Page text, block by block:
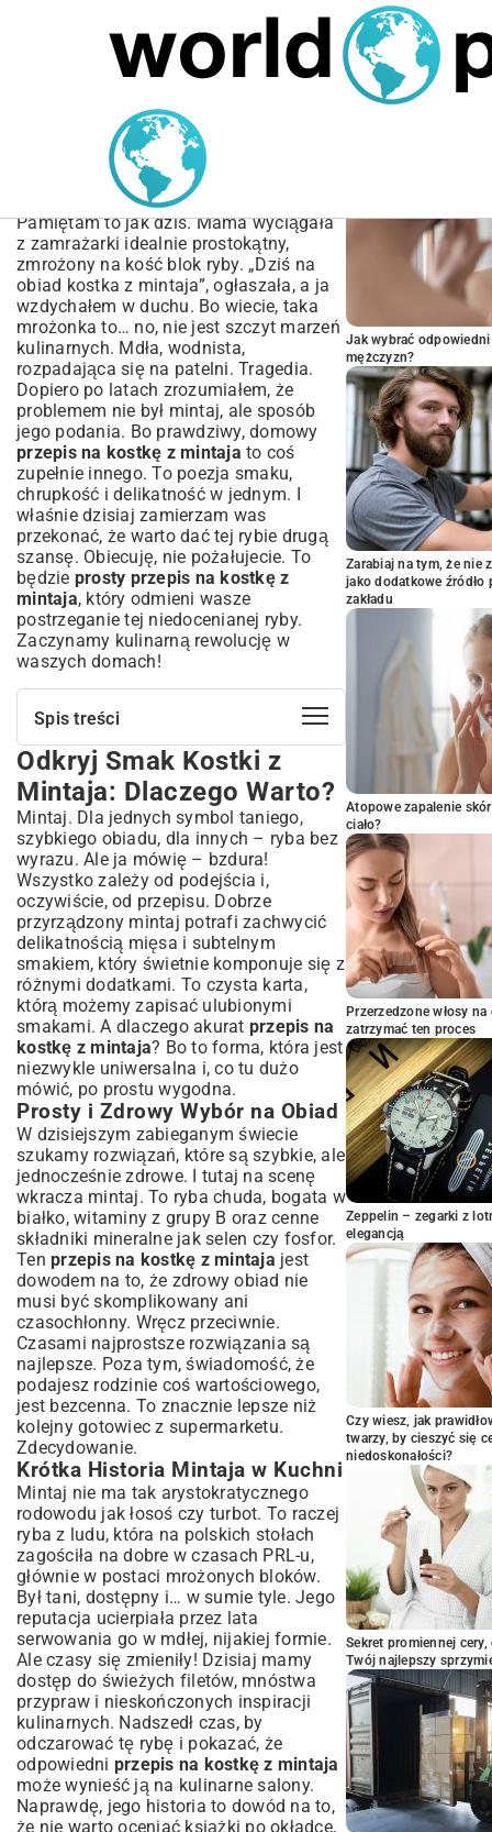
MARIUSZ ŁAMAGA 04.10.2025
Przepis na kostkę z
mintaja – soczysta i
chrupiąca ryba
Pamiętam to jak dziś. Mama wyciągała
z zamrażarki idealnie prostokątny,
zmrożony na kość blok ryby. „Dziś na
obiad kostka z mintaja”, ogłaszała, a ja
wzdychałem w duchu. Bo wiecie, taka
mrożonka to… no, nie jest szczyt marzeń
kulinarnych. Mdła, wodnista,
rozpadająca się na patelni. Tragedia.
Dopiero po latach zrozumiałem, że
problemem nie był mintaj, ale sposób
jego podania. Bo prawdziwy, domowy
przepis na kostkę z mintaja to coś
zupełnie innego. To poezja smaku,
chrupkość i delikatność w jednym. I
właśnie dzisiaj zamierzam was
przekonać, że warto dać tej rybie drugą
szansę. Obiecuję, nie pożałujecie. To
będzie prosty przepis na kostkę z
mintaja, który odmieni wasze
postrzeganie tej niedocenianej ryby.
Zaczynamy kulinarną rewolucję w
waszych domach!
Spis treści
Odkryj Smak Kostki z Mintaja: Dlaczego
Warto?
Prosty i Zdrowy Wybór na Obiad
Krótka Historia Mintaja w Kuchni
Niezbędne Składniki: Co Przygotować
na Idealną Kostkę?
Świeży Mintaj – Jak Wybrać Najlepszy?
Dodatki, Które Podkreślą Smak
Sekrety Przypraw: Jak Doprawić Mintaja?
Krok po Kroku: Jak Przygotować
Doskonałą Kostkę z Mintaja?
Przygotowanie Mintaja: Czyszczenie i
Krojenie
Sposoby na Panierowanie: Klasycznie czy
Bez Glutenu?
Smażenie, Pieczenie, a Może Gotowanie na
Parze?
Z Czym Podawać Kostkę z Mintaja?
Pomysły na Dodatki
Klasyczne Ziemniaki i Świeże Sałatki
Egzotyczne Akcenty i Sosy
Wina, Które Idealnie Pasują do Ryb
Wariacje na Temat Kostki z Mintaja: Dla
Każdego Coś Dobrego
Kostka z Mintaja dla Dzieci – Zdrowo i
Smacznie
Bezglutenowa i Niskowęglowodanowa
Opcja
Szybka Kostka z Mintaja na Awaryjny
Obiad
Najczęściej Zadawane Pytania o Kostkę
z Mintaja (FAQ)
Jak Długo Można Przechowywać Gotową
Kostkę?
Czy Mintaj Jest Zdrowy? Wartości
Odżywcze
Jak Uniknąć Wysuszenia Ryby Podczas
Gotowania?
Podsumowanie: Twoja Idealna Kostka z
Mintaja Czeka!
Odkryj Smak Kostki z
Mintaja: Dlaczego Warto?
Mintaj. Dla jednych symbol taniego,
szybkiego obiadu, dla innych – ryba bez
wyrazu. Ale ja mówię – bzdura!
Wszystko zależy od podejścia i,
oczywiście, od przepisu. Dobrze
przyrządzony mintaj potrafi zachwycić
delikatnością mięsa i subtelnym
smakiem, który świetnie komponuje się z
różnymi dodatkami. To czysta karta,
którą możemy zapisać ulubionymi
smakami. A dlaczego akurat przepis na
kostkę z mintaja? Bo to forma, która jest
niezwykle uniwersalna i, co tu dużo
mówić, po prostu wygodna.
Prosty i Zdrowy Wybór na Obiad
W dzisiejszym zabieganym świecie
szukamy rozwiązań, które są szybkie, ale
jednocześnie zdrowe. I tutaj na scenę
wkracza mintaj. To ryba chuda, bogata w
białko, witaminy z grupy B oraz cenne
składniki mineralne jak selen czy fosfor.
Ten przepis na kostkę z mintaja jest
dowodem na to, że zdrowy obiad nie
musi być skomplikowany ani
czasochłonny. Wręcz przeciwnie.
Czasami najprostsze rozwiązania są
najlepsze. Poza tym, świadomość, że
podajesz rodzinie coś wartościowego,
jest bezcenna. To znacznie lepsze niż
kolejny gotowiec z supermarketu.
Zdecydowanie.
Krótka Historia Mintaja w Kuchni
Mintaj nie ma tak arystokratycznego
rodowodu jak łosoś czy turbot. To raczej
ryba z ludu, która na polskich stołach
zagościła na dobre w czasach PRL-u,
głównie w postaci mrożonych bloków.
Był tani, dostępny i… w sumie tyle. Jego
reputacja ucierpiała przez lata
serwowania go w mdłej, nijakiej formie.
Ale czasy się zmieniły! Dzisiaj mamy
dostęp do świeżych filetów, mnóstwa
przypraw i nieskończonych inspiracji
kulinarnych. Nadszedł czas, by
odczarować tę rybę i pokazać, że
odpowiedni przepis na kostkę z mintaja
może wynieść ją na kulinarne salony.
Naprawdę, jego historia to dowód na to,
że nie warto oceniać książki po okładce,
Jak wybrać
mężczyzn?
Zarabiaj na tym, że nie
jako dodatkowe
zakładu
Atopowe zapalenie
ciało?
Przerzedzone włosy
zatrzymać ten proces
Zeppelin – zegarki z
elegancją
Czy wiesz, jak
twarzy, by cieszyć się
niedoskonałości?
Sekret promiennej
Twój najlepszy